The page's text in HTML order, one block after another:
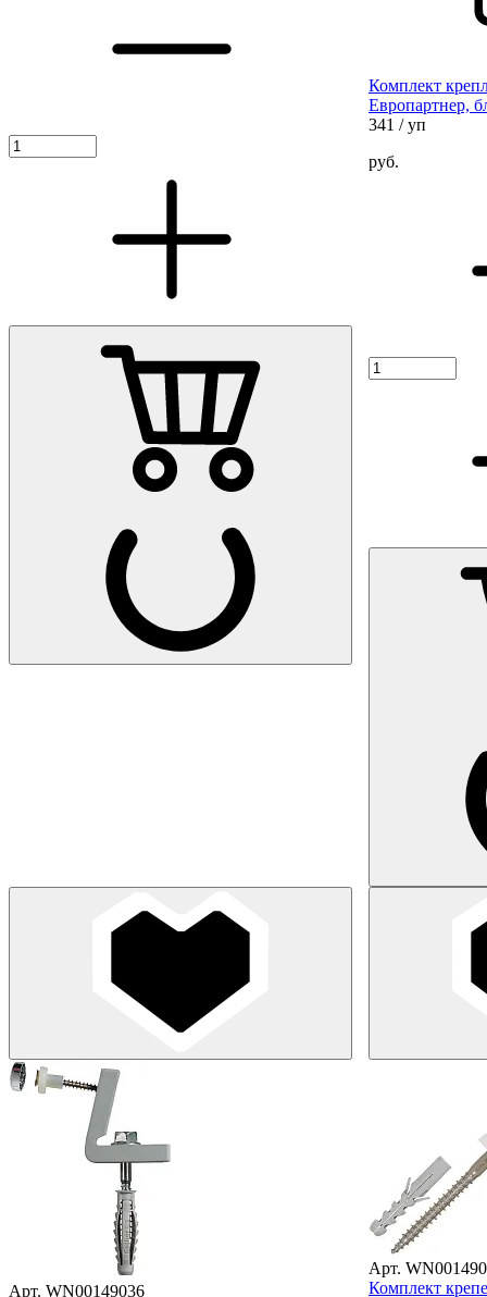
Комплект
Европартнер,
341 / уп
руб.
Арт. WN00149036
Арт.
Комплект